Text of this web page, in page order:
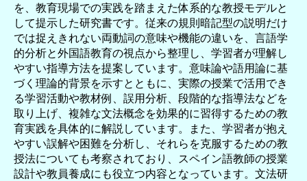
を、教育現場での実践を踏まえた体系的な教授モデルと
して提示した研究書です。従来の規則暗記型の説明だけ
では捉えきれない両動詞の意味や機能の違いを、言語学
的分析と外国語教育の視点から整理し、学習者が理解し
やすい指導方法を提案しています。意味論や語用論に基
づく理論的背景を示すとともに、実際の授業で活用でき
る学習活動や教材例、誤用分析、段階的な指導法などを
取り上げ、複雑な文法概念を効果的に習得するための教
育実践を具体的に解説しています。また、学習者が抱え
やすい誤解や困難を分析し、それらを克服するための教
授法についても考察されており、スペイン語教師の授業
設計や教員養成にも役立つ内容となっています。文法研